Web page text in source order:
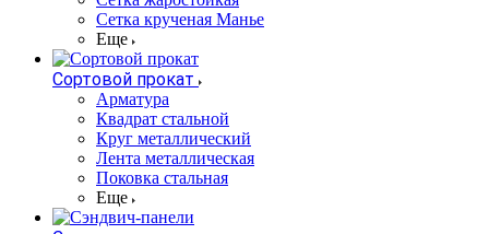
Сетка крученая Манье
Еще
Сортовой прокат
Арматура
Квадрат стальной
Круг металлический
Лента металлическая
Поковка стальная
Еще